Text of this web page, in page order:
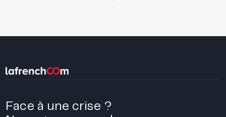
Face à une crise ?